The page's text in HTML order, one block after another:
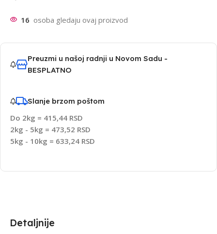
16 osoba gledaju ovaj proizvod
Preuzmi u našoj radnji u Novom Sadu -
BESPLATNO
Slanje brzom poštom
Do 2kg = 415,44 RSD
2kg - 5kg = 473,52 RSD
5kg - 10kg = 633,24 RSD
Detaljnije